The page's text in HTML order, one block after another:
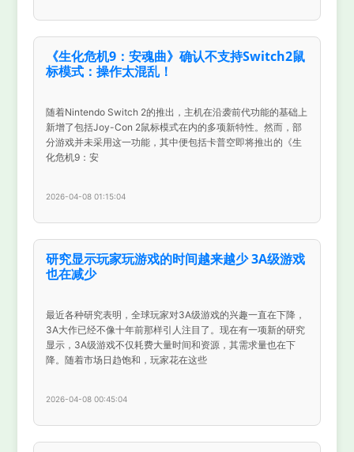
《生化危机9：安魂曲》确认不支持Switch2鼠
标模式：操作太混乱！
随着Nintendo Switch 2的推出，主机在沿袭前代功能的基础上
新增了包括Joy-Con 2鼠标模式在内的多项新特性。然而，部
分游戏并未采用这一功能，其中便包括卡普空即将推出的《生
化危机9：安
2026-04-08 01:15:04
研究显示玩家玩游戏的时间越来越少 3A级游戏
也在减少
最近各种研究表明，全球玩家对3A级游戏的兴趣一直在下降，
3A大作已经不像十年前那样引人注目了。现在有一项新的研究
显示，3A级游戏不仅耗费大量时间和资源，其需求量也在下
降。随着市场日趋饱和，玩家花在这些
2026-04-08 00:45:04